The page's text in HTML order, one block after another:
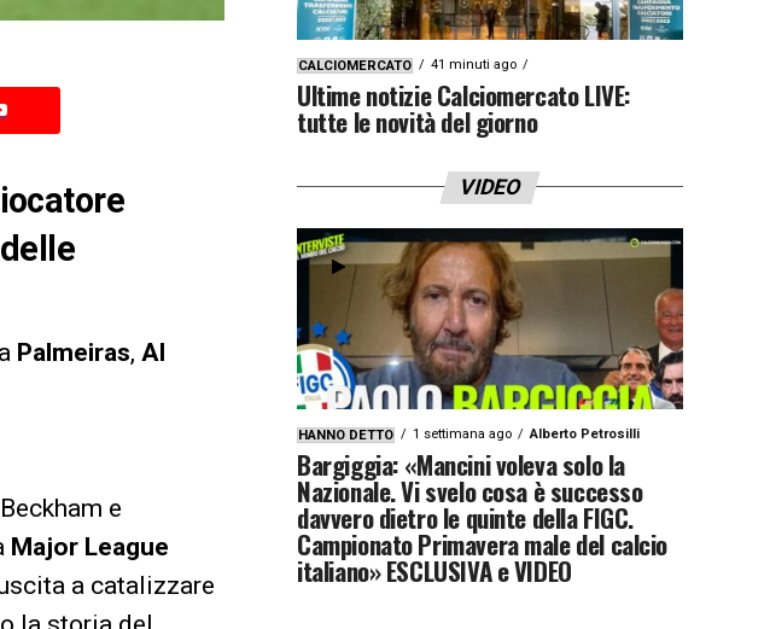
Palmeiras, Al
e
Major League
a catalizzare
CALCIOMERCATO 41 minuti ago
Ultime notizie Calciomercato LIVE:
tutte le novità del giorno
VIDEO
HANNO DETTO 1 settimana ago Alberto Petrosilli
Bargiggia: «Mancini voleva solo la
Nazionale. Vi svelo cosa è successo
davvero dietro le quinte della FIGC.
Campionato Primavera male del calcio
italiano» ESCLUSIVA e VIDEO